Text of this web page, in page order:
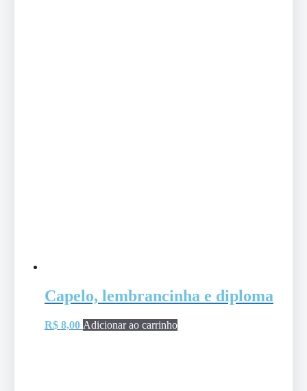
Capelo, lembrancinha e diploma
R$8,00 Adicionar ao carrinho